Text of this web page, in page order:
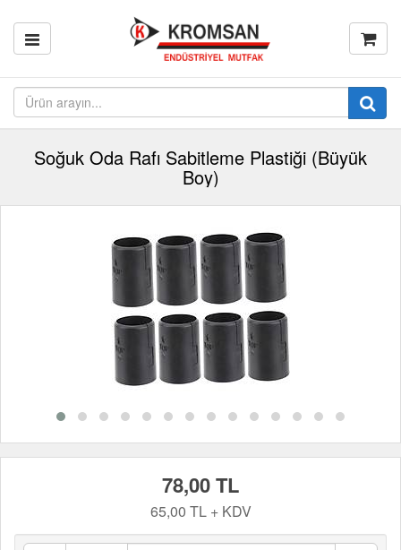
Soğuk Oda Rafı Sabitleme Plastiği (Büyük
Boy)
78,00 TL
65,00 TL + KDV